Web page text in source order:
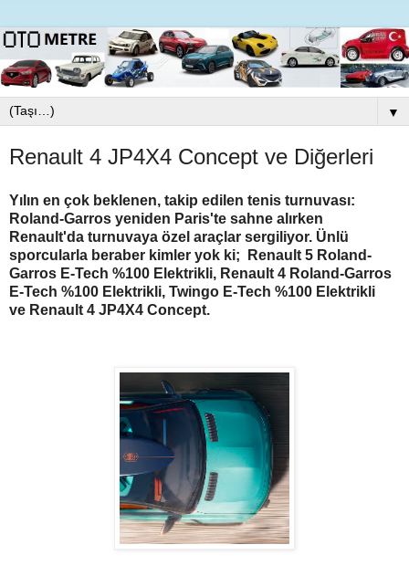
▼
Renault 4 JP4X4 Concept ve Diğerleri
Yılın en çok beklenen, takip edilen tenis turnuvası:
Roland-Garros yeniden Paris'te sahne alırken
Renault'da turnuvaya özel araçlar sergiliyor. Ünlü
sporcularla beraber kimler yok ki;
Renault 5 Roland-
Garros E-Tech %100 Elektrikli, Renault 4 Roland-Garros
E-Tech %100 Elektrikli, Twingo E-Tech %100 Elektrikli
ve Renault 4 JP4X4 Concept.